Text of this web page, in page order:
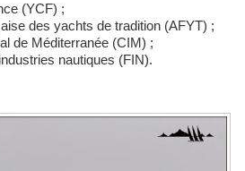
(YCF) ;
des yachts de tradition (AFYT) ;
de Méditerranée (CIM) ;
nautiques (FIN).